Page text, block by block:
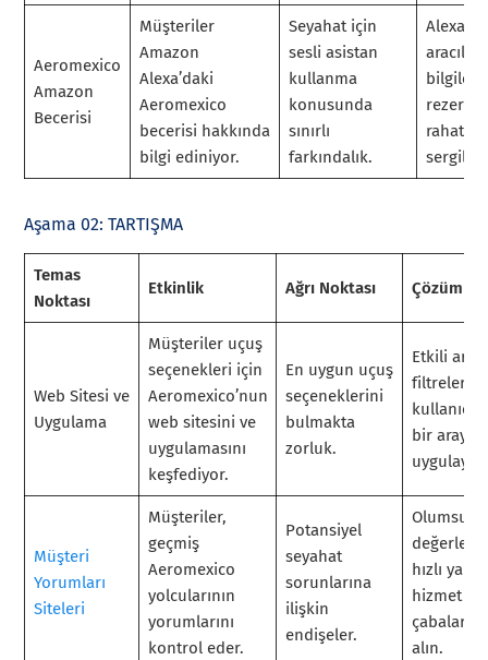
Aeromexico
Amazon
Becerisi
Müşteriler
Amazon
Alexa’daki
Aeromexico
becerisi hakkında
bilgi ediniyor.
Seyahat için
sesli asistan
kullanma
konusunda
sınırlı
farkındalık.
Alexa
Aşama 02: TARTIŞMA
Temas
Noktası
Etkinlik Ağrı Noktası Çözüm
Web Sitesi ve
Uygulama
Müşteriler uçuş
seçenekleri için
Aeromexico’nun
web sitesini ve
uygulamasını
keşfediyor.
En uygun uçuş
seçeneklerini
bulmakta
zorluk.
Etkili
filtreleri
kullanıcı
bir arayüz
uygulayın.
Müşteri
Yorumları
Siteleri
Müşteriler,
geçmiş
Aeromexico
yolcularının
yorumlarını
kontrol eder.
Potansiyel
seyahat
sorunlarına
ilişkin
endişeler.
Olumsuz
hızlı
hizmet
alın.